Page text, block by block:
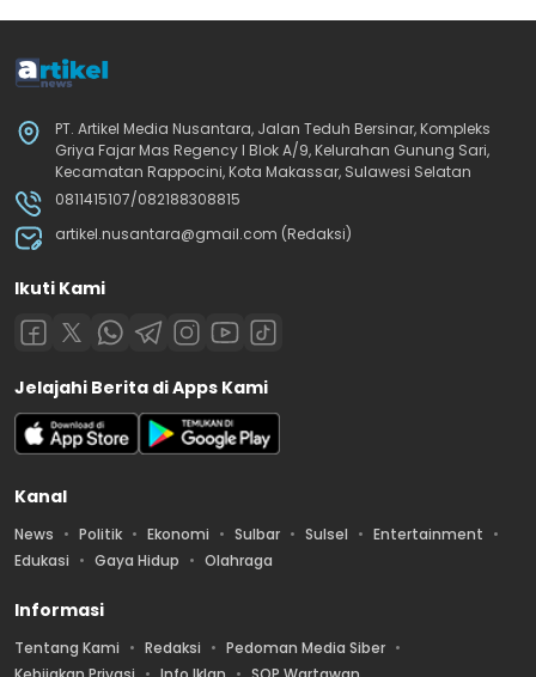
PT. Artikel Media Nusantara, Jalan Teduh Bersinar, Kompleks
Griya Fajar Mas Regency I Blok A/9, Kelurahan Gunung Sari,
Kecamatan Rappocini, Kota Makassar, Sulawesi Selatan
0811415107/082188308815
artikel.nusantara@gmail.com (Redaksi)
Ikuti Kami
Jelajahi Berita di Apps Kami
Kanal
News Politik Ekonomi Sulbar Sulsel
Entertainment
Edukasi
Gaya Hidup Olahraga
Informasi
Tentang Kami Redaksi
Pedoman Media Siber